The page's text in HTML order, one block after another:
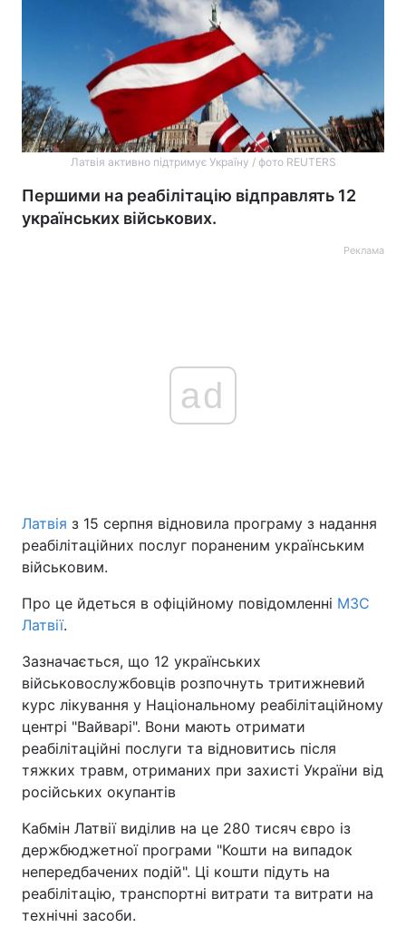
Латвія активно підтримує Україну / фото REUTERS
Першими на реабілітацію відправлять 12
українських військових.
Реклама
ad
Латвія з 15 серпня відновила програму з надання
реабілітаційних послуг пораненим українським
військовим.
Про це йдеться в офіційному повідомленні МЗС
Латвії.
Зазначається, що 12 українських
військовослужбовців розпочнуть тритижневий
курс лікування у Національному реабілітаційному
центрі "Вайварі". Вони мають отримати
реабілітаційні послуги та відновитись після
тяжких травм, отриманих при захисті України від
російських окупантів
Кабмін Латвії виділив на це 280 тисяч євро із
держбюджетної програми "Кошти на випадок
непередбачених подій". Ці кошти підуть на
реабілітацію, транспортні витрати та витрати на
технічні засоби.